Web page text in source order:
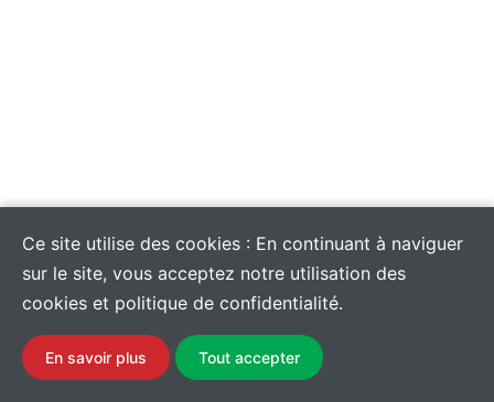
Ce site utilise des cookies : En continuant à naviguer
sur le site, vous acceptez notre utilisation des
cookies et politique de confidentialité.
En savoir plus Tout accepter